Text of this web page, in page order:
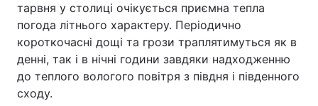
Спорт Наука
Техно і зв'язок Лайт
Зброя Інциденти
тарвня у столиці очікується приємна тепла
погода літнього характеру. Періодично
короткочасні дощі та грози траплятимуться як в
денні, так і в нічні години завдяки надходженню
до теплого вологого повітря з півдня і південного
сходу.